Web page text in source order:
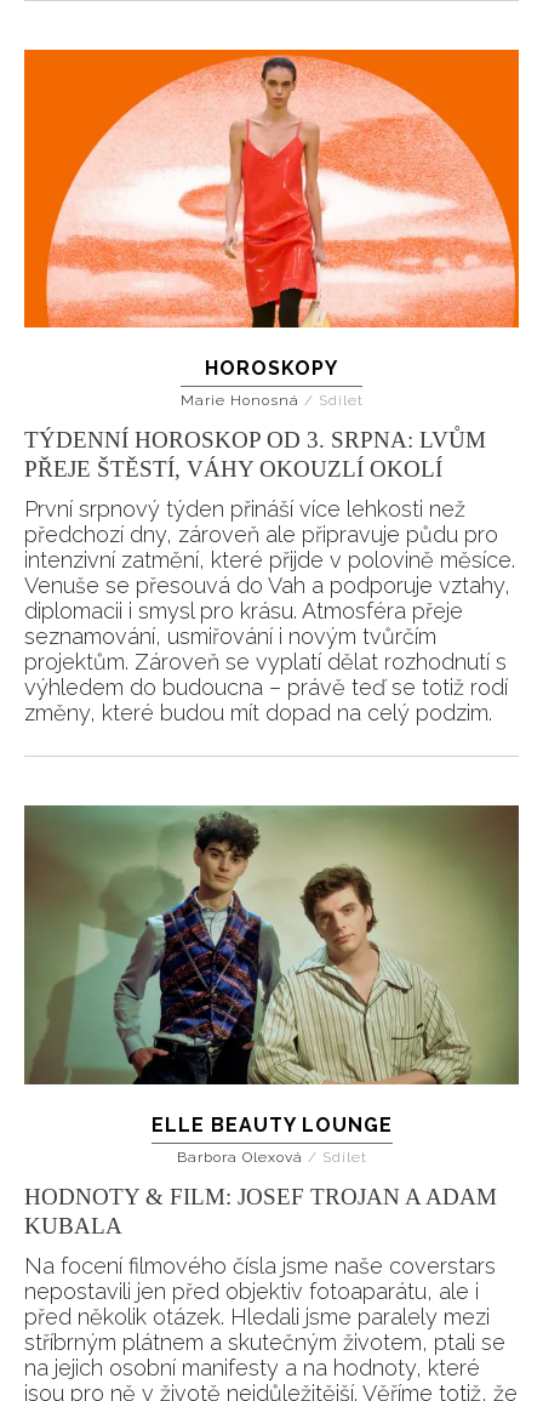
HOROSKOPY
Marie Honosná / Sdílet
TÝDENNÍ HOROSKOP OD 3. SRPNA: LVŮM
PŘEJE ŠTĚSTÍ, VÁHY OKOUZLÍ OKOLÍ
První srpnový týden přináší více lehkosti než
předchozí dny, zároveň ale připravuje půdu pro
intenzivní zatmění, které přijde v polovině měsíce.
Venuše se přesouvá do Vah a podporuje vztahy,
diplomacii i smysl pro krásu. Atmosféra přeje
seznamování, usmiřování i novým tvůrčím
projektům. Zároveň se vyplatí dělat rozhodnutí s
výhledem do budoucna – právě teď se totiž rodí
změny, které budou mít dopad na celý podzim.
ELLE BEAUTY LOUNGE
Barbora Olexová / Sdílet
HODNOTY & FILM: JOSEF TROJAN A ADAM
KUBALA
Na focení filmového čísla jsme naše coverstars
nepostavili jen před objektiv fotoaparátu, ale i
před několik otázek. Hledali jsme paralely mezi
stříbrným plátnem a skutečným životem, ptali se
na jejich osobní manifesty a na hodnoty, které
jsou pro ně v životě nejdůležitější. Věříme totiž, že